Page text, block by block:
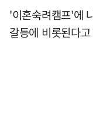
'이혼숙려캠프'에
갈등에 비롯된다